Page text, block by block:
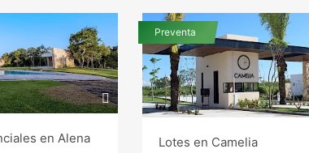
en Alena
Preventa
Lotes en Camelia